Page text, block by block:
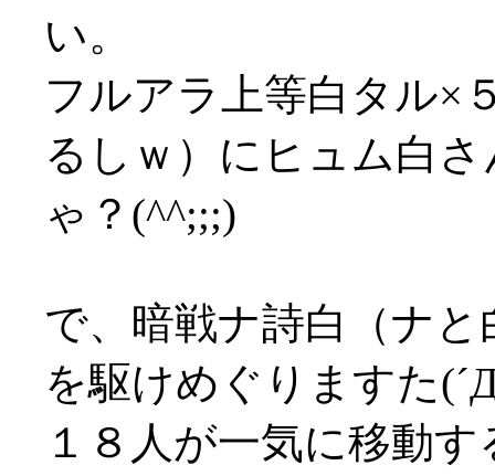
い。
フルアラ上等白タル×
るしｗ）にヒュム白
ゃ？(^^;;;)
で、暗戦ナ詩白（ナ
を駆けめぐりますた
１８人が一気に移動